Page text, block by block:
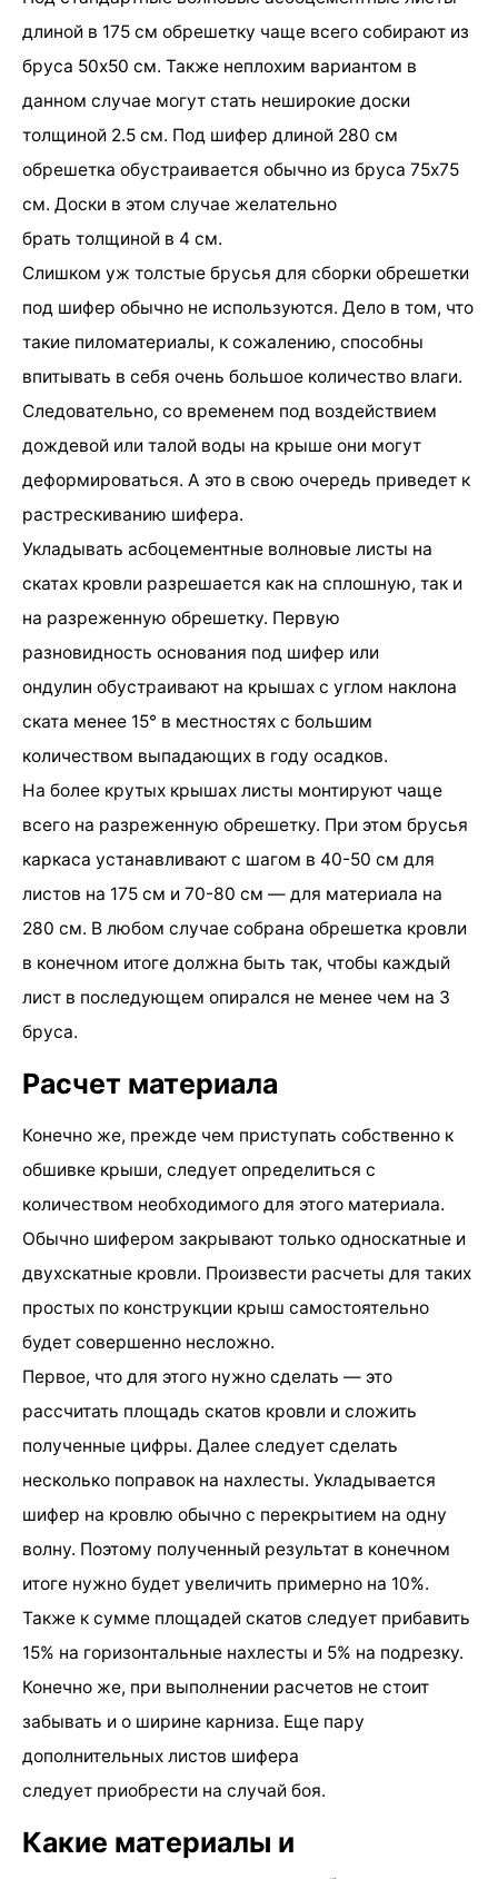
длиной в 175 см обрешетку чаще всего собирают из
бруса 50х50 см. Также неплохим вариантом в
данном случае могут стать неширокие доски
толщиной 2.5 см. Под шифер длиной 280 см
обрешетка обустраивается обычно из бруса 75х75
см. Доски в этом случае желательно
брать толщиной в 4 см.
Слишком уж толстые брусья для сборки обрешетки
под шифер обычно не используются. Дело в том, что
такие пиломатериалы, к сожалению, способны
впитывать в себя очень большое количество влаги.
Следовательно, со временем под воздействием
дождевой или талой воды на крыше они могут
деформироваться. А это в свою очередь приведет к
растрескиванию шифера.
Укладывать асбоцементные волновые листы на
скатах кровли разрешается как на сплошную, так и
на разреженную обрешетку. Первую
разновидность основания под шифер или
ондулин обустраивают на крышах с углом наклона
ската менее 15° в местностях с большим
количеством выпадающих в году осадков.
На более крутых крышах листы монтируют чаще
всего на разреженную обрешетку. При этом брусья
каркаса устанавливают с шагом в 40-50 см для
листов на 175 см и 70-80 см — для материала на
280 см. В любом случае собрана обрешетка кровли
в конечном итоге должна быть так, чтобы каждый
лист в последующем опирался не менее чем на 3
бруса.
Расчет материала
Конечно же, прежде чем приступать собственно к
обшивке крыши, следует определиться с
количеством необходимого для этого материала.
Обычно шифером закрывают только односкатные и
двухскатные кровли. Произвести расчеты для таких
простых по конструкции крыш самостоятельно
будет совершенно несложно.
Первое, что для этого нужно сделать — это
рассчитать площадь скатов кровли и сложить
полученные цифры. Далее следует сделать
несколько поправок на нахлесты. Укладывается
шифер на кровлю обычно с перекрытием на одну
волну. Поэтому полученный результат в конечном
итоге нужно будет увеличить примерно на 10%.
Также к сумме площадей скатов следует прибавить
15% на горизонтальные нахлесты и 5% на подрезку.
Конечно же, при выполнении расчетов не стоит
забывать и о ширине карниза. Еще пару
дополнительных листов шифера
следует приобрести на случай боя.
Какие материалы и